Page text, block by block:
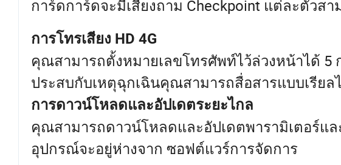
การ์ดการ์ดจะมีเสียงถาม Checkpoint แต่ละตัวสา
การโทรเสียง HD 4G
คุณสามารถตั้งหมายเลขโทรศัพท์ไว้ล่วงหน้าได้
ประสบกับเหตุฉุกเฉินคุณสามารถสื่อสารแบบเรียล
การดาวน์โหลดและอัปเดตระยะไกล
คุณสามารถดาวน์โหลดและอัปเดตพารามิเตอร์แ
อุปกรณ์จะอยู่ห่างจาก ซอฟต์แวร์การจัดการ